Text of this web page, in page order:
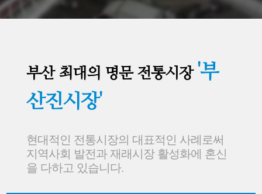
부산 최대의 명문 전통시장 '부
산진시장'
현대적인 전통시장의 대표적인 사례로써
지역사회 발전과 재래시장 활성화에 혼신
을 다하고 있습니다.